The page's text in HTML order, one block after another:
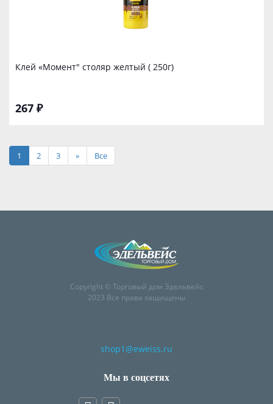
Клей «Момент" столяр желтый ( 250г)
267 ₽
1 2 3 » Все
Copyright © Торговый дом Эдельвейс
2023 Все права защищены
shop1@eweiss.ru
Мы в соцсетях